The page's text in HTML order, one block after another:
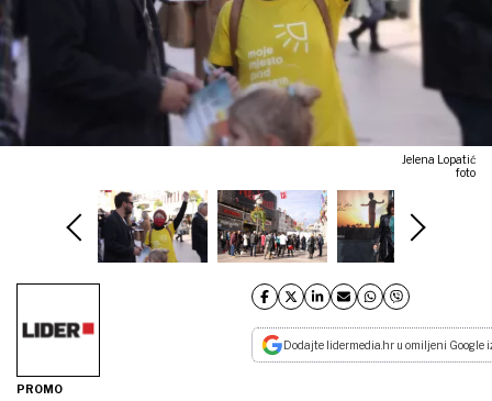
Jelena Lopatić
foto
PROMO
Dodajte lidermedia.hr u omiljeni Google